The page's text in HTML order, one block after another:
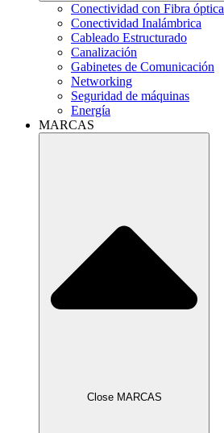
Conectividad con Fibra óptica
Conectividad Inalámbrica
Cableado Estructurado
Canalización
Gabinetes de Comunicación
Networking
Seguridad de máquinas
Energía
MARCAS
Close MARCAS